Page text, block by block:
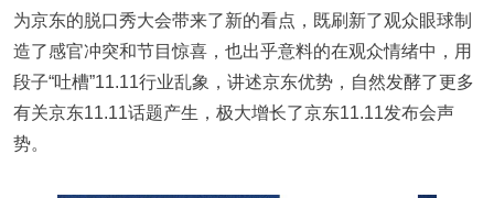
为京东的脱口秀大会带来了新的看点，既刷新了观众眼球制
造了感官冲突和节目惊喜，也出乎意料的在观众情绪中，用
段子“吐槽”11.11行业乱象，讲述京东优势，自然发酵了更多
有关京东11.11话题产生，极大增长了京东11.11发布会声
势。